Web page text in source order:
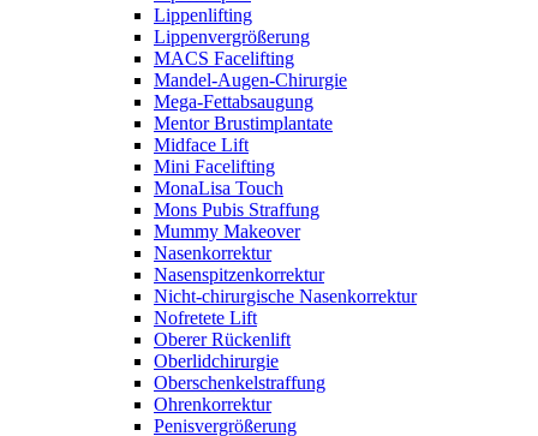
Lippenlifting
Lippenvergrößerung
MACS Facelifting
Mandel-Augen-Chirurgie
Mega-Fettabsaugung
Mentor Brustimplantate
Midface Lift
Mini Facelifting
MonaLisa Touch
Mons Pubis Straffung
Mummy Makeover
Nasenkorrektur
Nasenspitzenkorrektur
Nicht-chirurgische Nasenkorrektur
Nofretete Lift
Oberer Rückenlift
Oberlidchirurgie
Oberschenkelstraffung
Ohrenkorrektur
Penisvergrößerung